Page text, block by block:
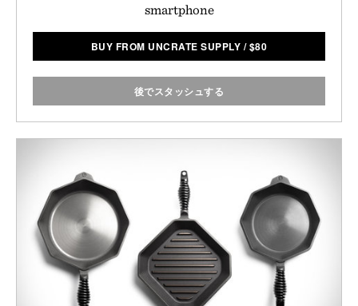
smartphone
BUY FROM UNCRATE SUPPLY /$80
後でスタッシュする